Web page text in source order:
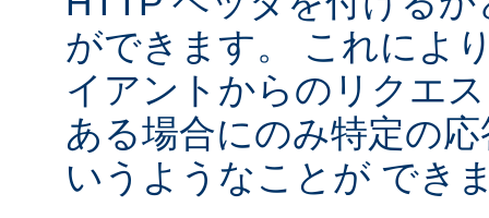
ができます。 これによ
イアントからのリクエ
ある場合にのみ特定の
いうようなことが でき